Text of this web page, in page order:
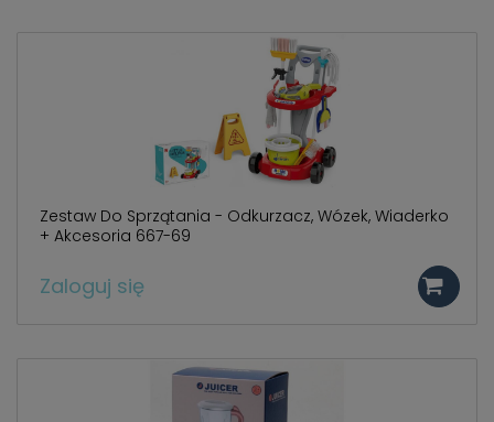
Zestaw Do Sprzątania - Odkurzacz, Wózek, Wiaderko
+ Akcesoria 667-69
Zaloguj się